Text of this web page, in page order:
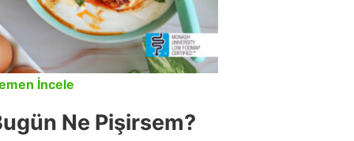
İncele
Ne Pişirsem?